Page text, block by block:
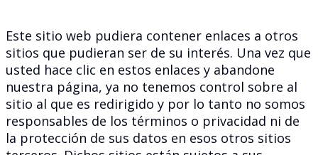
Este sitio web pudiera contener enlaces a otros
sitios que pudieran ser de su interés. Una vez que
usted hace clic en estos enlaces y abandone
nuestra página, ya no tenemos control sobre al
sitio al que es redirigido y por lo tanto no somos
responsables de los términos o privacidad ni de
la protección de sus datos en esos otros sitios